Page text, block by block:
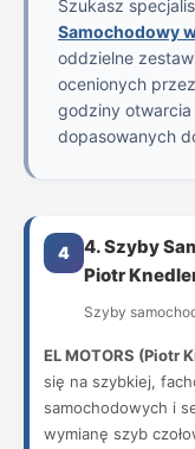
Szukasz
Samochodowy
oddzielne
ocenionych
godziny
dopasowanych
4
4. Szyby
Piotr
Szyby
EL MOTORS (Piotr
się na szybkiej,
samochodowych i
wymianę szyb